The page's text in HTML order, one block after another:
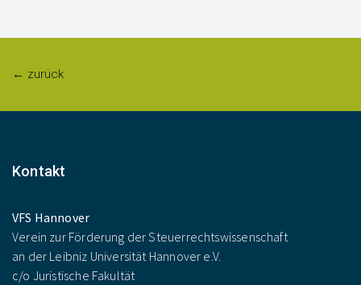
← zurück
Kontakt
VFS Hannover
Verein zur Förderung der Steuerrechtswissenschaft
an der Leibniz Universität Hannover e.V.
c/o Juristische Fakultät